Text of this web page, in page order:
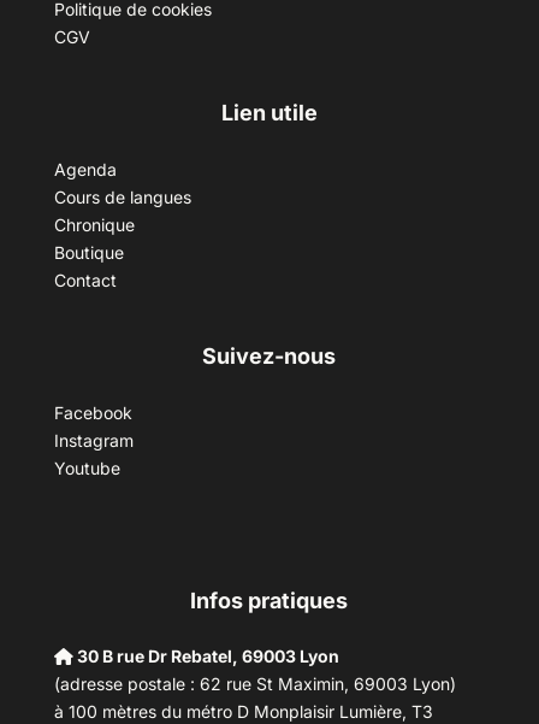
Politique de cookies
CGV
Lien utile
Agenda
Cours de langues
Chronique
Boutique
Contact
Suivez-nous
Facebook
Instagram
Youtube
Infos pratiques
30 B rue Dr Rebatel, 69003 Lyon
(adresse postale : 62 rue St Maximin, 69003 Lyon)
à 100 mètres du métro D Monplaisir Lumière, T3